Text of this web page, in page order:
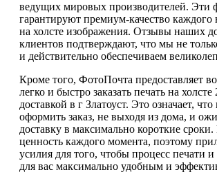
ведущих мировых производителей. Эти
гарантируют премиум-качество каждого
на холсте изображения. Отзывы наших
клиентов подтверждают, что мы не
и действительно обеспечиваем
Кроме того, ФотоПочта предоставляет
легко и быстро заказать печать на холсте
доставкой в г Златоуст. Это означает,
оформить заказ, не выходя из дома, и
доставку в максимально короткие
ценность каждого момента, поэтому
усилия для того, чтобы процесс печати
для вас максимально удобным и